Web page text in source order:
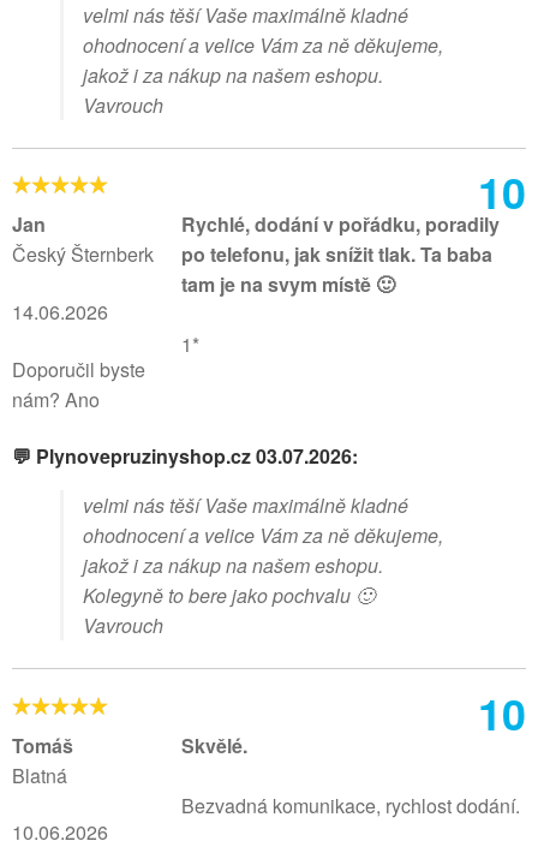
velmi nás těší Vaše maximálně kladné
ohodnocení a velice Vám za ně děkujeme,
jakož i za nákup na našem eshopu.
Vavrouch
10
Jan
Český Šternberk
14.06.2026
Doporučil byste
nám? Ano
Rychlé, dodání v pořádku, poradily
po telefonu, jak snížit tlak. Ta baba
tam je na svym místě 🙂
1*
💬 Plynovepruzinyshop.cz 03.07.2026:
velmi nás těší Vaše maximálně kladné
ohodnocení a velice Vám za ně děkujeme,
jakož i za nákup na našem eshopu.
Kolegyně to bere jako pochvalu 🙂
Vavrouch
10
Tomáš
Blatná
10.06.2026
Skvělé.
Bezvadná komunikace, rychlost dodání.